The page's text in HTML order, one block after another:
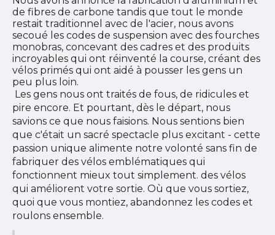
de fibres de carbone tandis que tout le monde
restait traditionnel avec de l'acier, nous avons
secoué les codes de suspension avec des fourches
monobras, concevant des cadres et des produits
incroyables qui ont réinventé la course, créant des
vélos primés qui ont aidé à pousser les gens un
peu plus loin.
Les gens nous ont traités de fous, de ridicules et
pire encore. Et pourtant, dès le départ, nous
savions ce que nous faisions. Nous sentions bien
que c'était un sacré spectacle plus excitant - cette
passion unique alimente notre volonté sans fin de
fabriquer des vélos emblématiques qui
fonctionnent mieux tout simplement. des vélos
qui améliorent votre sortie. Où que vous sortiez,
quoi que vous montiez, abandonnez les codes et
roulons ensemble.